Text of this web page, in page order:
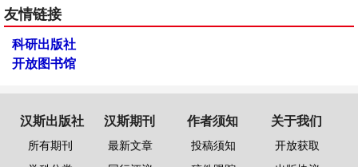
友情链接
科研出版社
开放图书馆
汉斯出版社
所有期刊
汉斯期刊
最新文章
作者须知
投稿须知
关于我们
开放获取